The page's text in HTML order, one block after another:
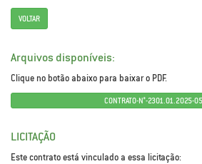
VOLTAR
Arquivos disponíveis:
Clique no botão abaixo para baixar o PDF.
CONTRATO-N°-2301.01.2025-
LICITAÇÃO
Este contrato está vinculado a essa licitação: